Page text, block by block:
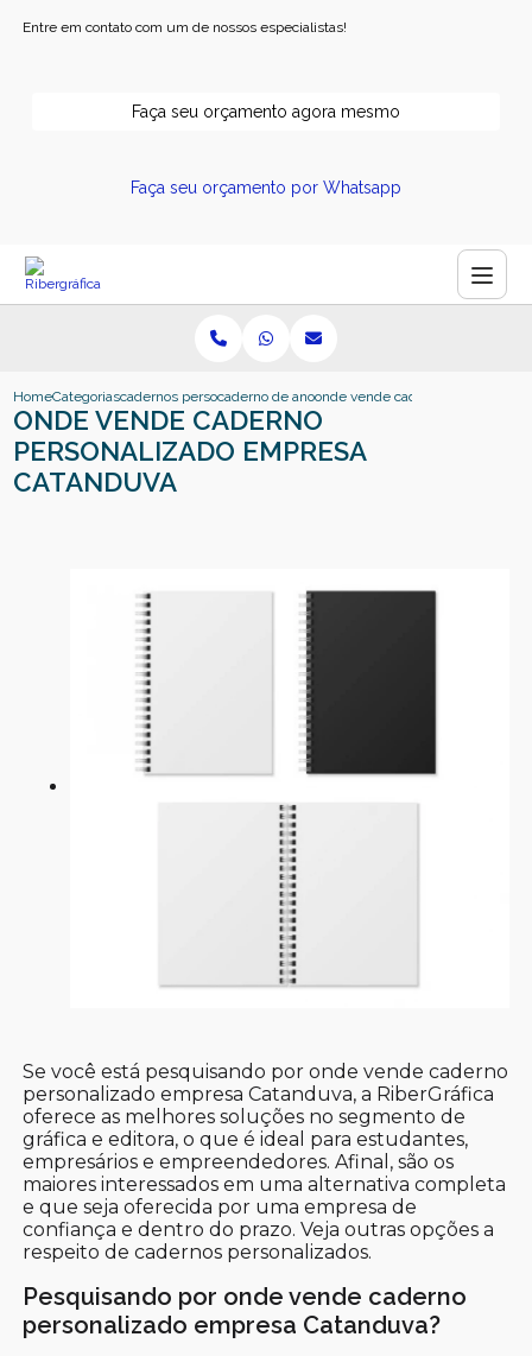
Entre em contato com um de nossos especialistas!
Faça seu orçamento agora mesmo
Faça seu orçamento por Whatsapp
HomeCategoriascadernos personalizadoscaderno de anotacao personalizado
onde vende caderno
ONDE VENDE CADERNO
PERSONALIZADO EMPRESA
CATANDUVA
Se você está pesquisando por onde vende caderno
personalizado empresa Catanduva, a RiberGráfica
oferece as melhores soluções no segmento de
gráfica e editora, o que é ideal para estudantes,
empresários e empreendedores. Afinal, são os
maiores interessados em uma alternativa completa
e que seja oferecida por uma empresa de
confiança e dentro do prazo. Veja outras opções a
respeito de cadernos personalizados.
Pesquisando por onde vende caderno
personalizado empresa Catanduva?